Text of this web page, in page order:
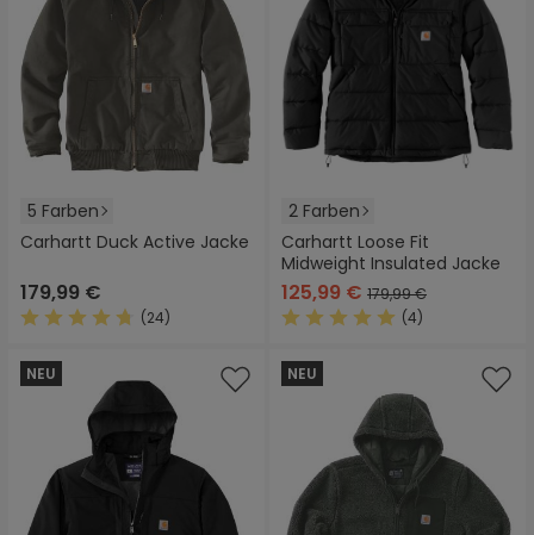
5 Farben
Carhartt Duck Active Jacke
179,99 €
(24)
2 Farben
Carhartt Loose Fit
Midweight Insulated Jacke
125,99 € 179,99 €
(4)
NEU NEU